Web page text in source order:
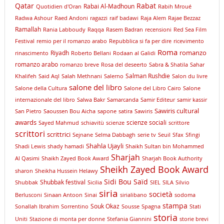
Qatar Quotidien d'Oran Rabai Al-Madhoun Rabat Rabih Mroué
Radwa Ashour Raed Andoni ragazzi raif badawi Raja Alem Rajae Bezzaz
Ramallah Rania Labboudy Raqqa Rasem Badran recensioni Red Sea Film
Festival remio per il romanzo arabo Repubblica si fa per dire ricevimento
rinascimento Riyadh Roberto Bellani Rodaan al Galidi Roma romanzo
romanzo arabo romanzo breve Rosa del deseerto Sabra & Shatila Sahar
Khalifeh Said Aql Salah Methnani Salerno Salman Rushdie Salon du livre
Salone della Cultura salone del libro Salone del Libro Cairo Salone
internazionale del libro Salwa Bakr Samarcanda Samir Editeur samir kassir
San Pietro Saoussen Bou Aicha sapone satira Sawiris Sawiris cultural
awards Sayed Mahmud schiavitù scienze scienze sociali scrittore
scrittori scrittrici Sejnane Selma Dabbagh serie tv Seuil Sfax Sfingi
Shadi Lewis shady hamadi Shahla Ujayli Shaikh Sultan bin Mohammed
Al Qasimi Shaikh Zayed Book Award Sharjah Sharjah Book Authority
sharon Sheikha Hussein Helawy Sheikh Zayed Book Award
Shubbak Shubbak festival Sicilia Sidi Bou Saïd SIEL SILA Silvio
Berlusconi Sinaan Antoon Sinai siria sirialibano società sodoma
Sonallah Ibrahim Sorrentino Souk Okaz Sousse Spagna stampa Stati
Uniti Stazione di monta per donne Stefania Giannini storia storie brevi